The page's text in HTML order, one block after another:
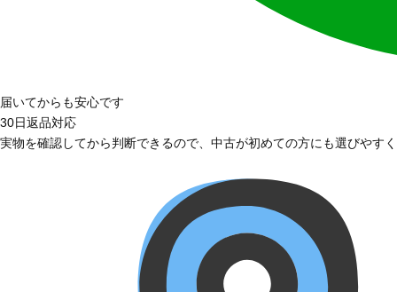
届いてからも安心です
30日返品対応
実物を確認してから判断できるので、中古が初めての方にも選びやす